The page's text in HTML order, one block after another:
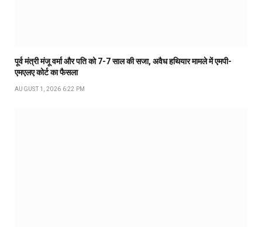
पूर्व मंत्री मंजू वर्मा और पति को 7-7 साल की सजा, अवैध हथियार मामले में एमपी-
एमएलए कोर्ट का फैसला
AUGUST 1, 2026 6:22 PM